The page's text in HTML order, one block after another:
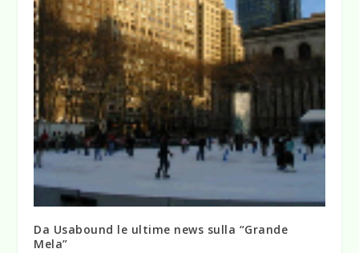
Da Usabound le ultime news sulla “Grande
Mela”